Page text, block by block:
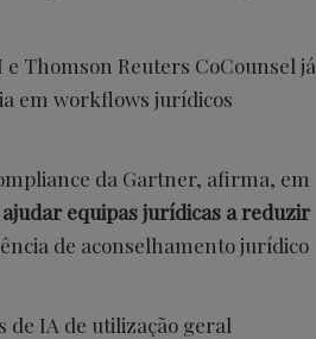
Thomson Reuters CoCounsel já
em workflows jurídicos
da Gartner, afirma, em
equipas jurídicas a reduzir
de aconselhamento jurídico
de IA de utilização geral